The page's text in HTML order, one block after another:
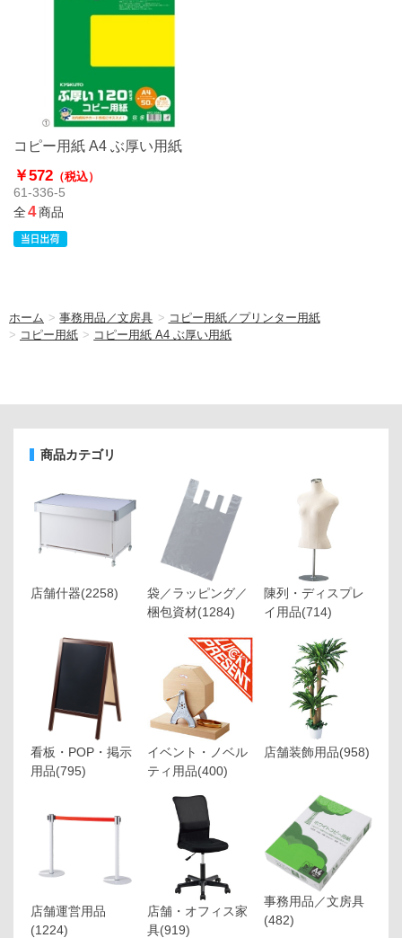
コピー用紙 A4 ぶ厚い用紙
￥572 （税込）
61-336-5
全4商品
ホーム >事務用品／文房具 > コピー用紙／プリンター用紙
> コピー用紙 > コピー用紙 A4 ぶ厚い用紙
商品カテゴリ
店舗什器(2258)
袋／ラッピング／
梱包資材(1284)
陳列・ディスプレ
イ用品(714)
看板・POP・掲示
用品(795)
イベント・ノベル
ティ用品(400)
店舗装飾用品(958)
店舗運営用品
(1224)
店舗・オフィス家
具(919)
事務用品／文房具
(482)